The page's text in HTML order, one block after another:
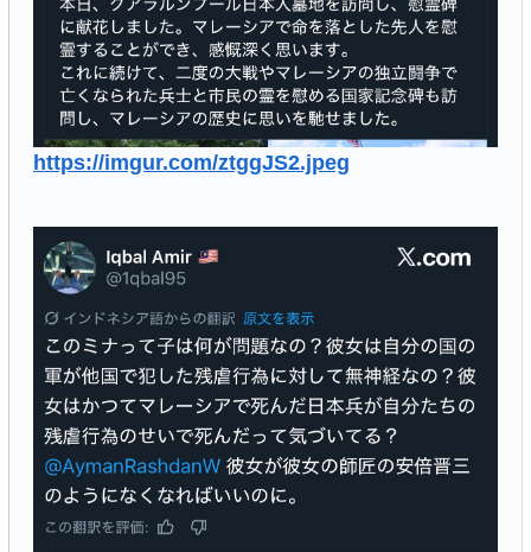
https://imgur.com/ztggJS2.jpeg